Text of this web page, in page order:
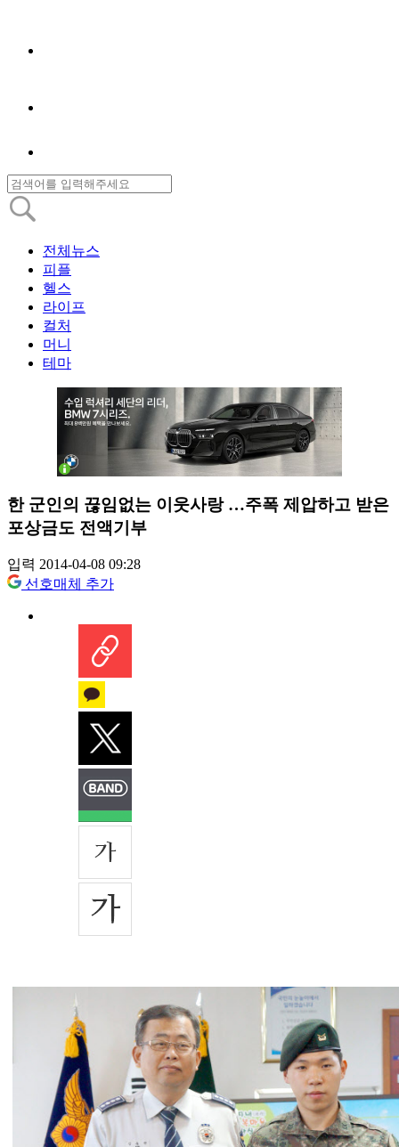
전체뉴스
피플
헬스
라이프
컬처
머니
테마
한 군인의 끊임없는 이웃사랑 …주폭 제압하고 받은
포상금도 전액기부
입력 2014-04-08 09:28
선호매체 추가